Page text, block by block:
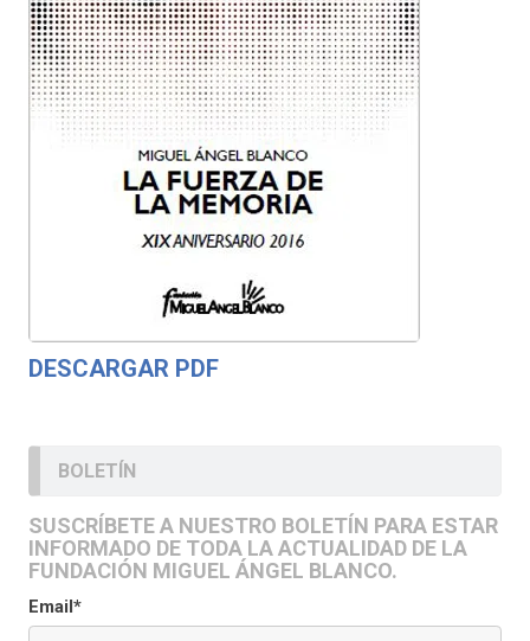
DESCARGAR PDF
BOLETÍN
SUSCRÍBETE A NUESTRO BOLETÍN PARA ESTAR
INFORMADO DE TODA LA ACTUALIDAD DE LA
FUNDACIÓN MIGUEL ÁNGEL BLANCO.
Email*